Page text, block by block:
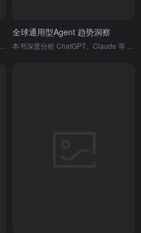
全球通用型Agent 趋势洞察